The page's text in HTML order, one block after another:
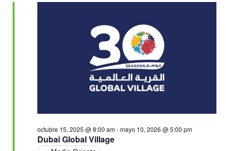
Dubai Global Village
octubre 15, 2025 @ 8:00 am-mayo 10, 2026 @ 5:00 pm